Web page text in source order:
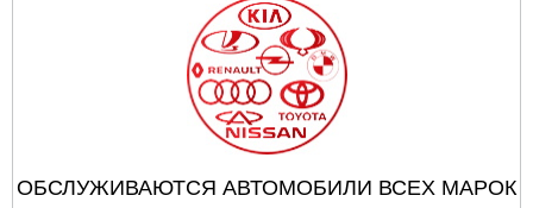
ОБСЛУЖИВАЮТСЯ АВТОМОБИЛИ ВСЕХ МАРОК